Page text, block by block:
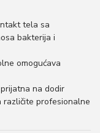
tela sa
bakterija i
omogućava
na dodir
različite profesionalne